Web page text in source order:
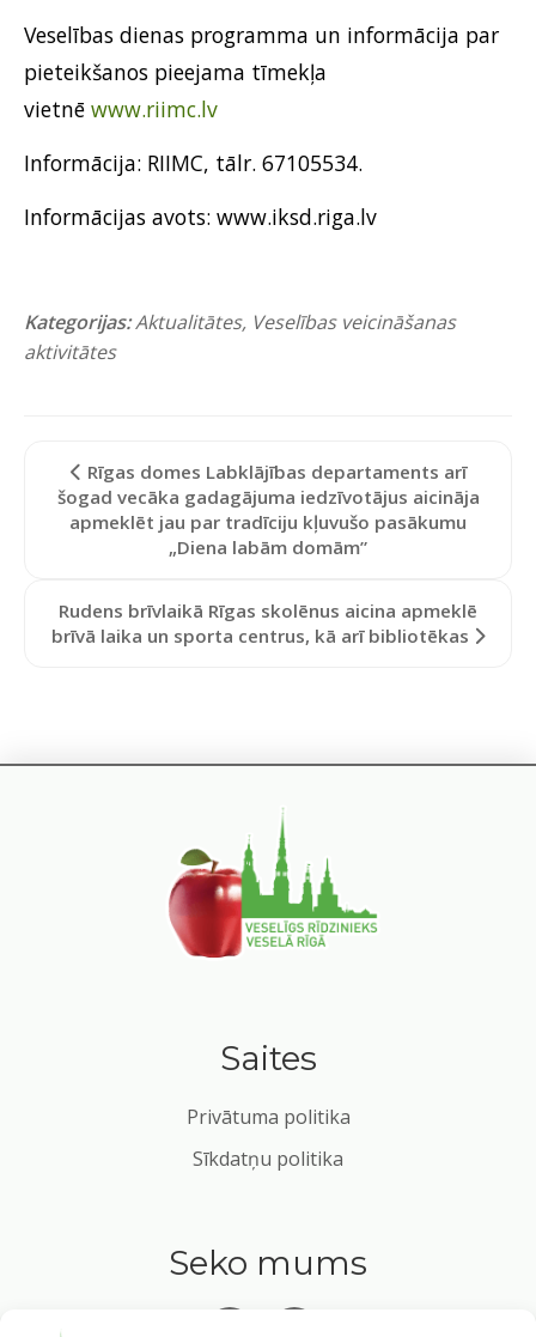
Veselības dienas programma un informācija par
pieteikšanos pieejama tīmekļa
vietnē www.riimc.lv
Informācija: RIIMC, tālr. 67105534.
Informācijas avots: www.iksd.riga.lv
Kategorijas:Aktualitātes, Veselības veicināšanas
aktivitātes
Rīgas domes Labklājības departaments arī
šogad vecāka gadagājuma iedzīvotājus aicināja
apmeklēt jau par tradīciju kļuvušo pasākumu
„Diena labām domām”
Rudens brīvlaikā Rīgas skolēnus aicina apmeklē
brīvā laika un sporta centrus, kā arī bibliotēkas
Saites
Privātuma politika
Sīkdatņu politika
Seko mums